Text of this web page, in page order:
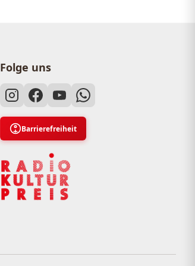
Folge uns
Barrierefreiheit